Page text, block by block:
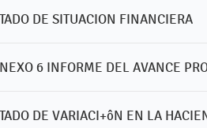
DE SITUACION FINANCIERA
6 INFORME DEL AVANCE
DE VARIACI+ôN EN LA